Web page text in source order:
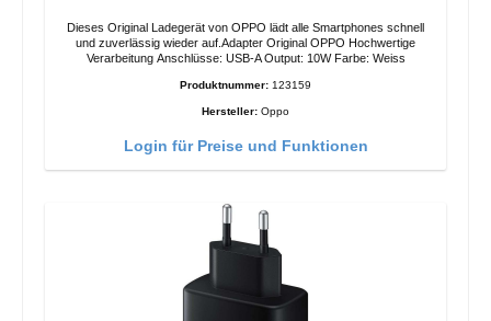
Dieses Original Ladegerät von OPPO lädt alle Smartphones schnell
und zuverlässig wieder auf.Adapter Original OPPO Hochwertige
Verarbeitung Anschlüsse: USB-A Output: 10W Farbe: Weiss
Produktnummer: 123159
Hersteller: Oppo
Login für Preise und Funktionen